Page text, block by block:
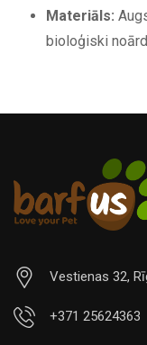
Materiāls:
bioloģiski
Vestienas 32,
+371 25624363